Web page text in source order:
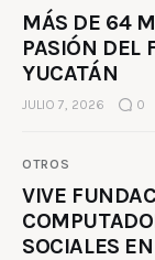
MÁS DE 64
PASIÓN DEL
YUCATÁN
JULIO 7, 2026 0
OTROS
VIVE
SOCIALES